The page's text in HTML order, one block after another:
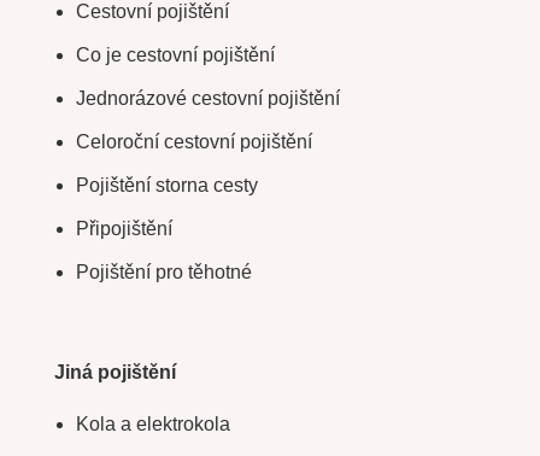
Cestovní pojištění
Co je cestovní pojištění
Jednorázové cestovní pojištění
Celoroční cestovní pojištění
Pojištění storna cesty
Připojištění
Pojištění pro těhotné
Jiná pojištění
Kola a elektrokola